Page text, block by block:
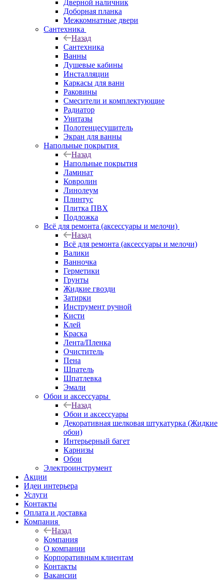
Дверной наличник
Доборная планка
Межкомнатные двери
Сантехника
Назад
Сантехника
Ванны
Душевые кабины
Инсталляции
Каркасы для ванн
Раковины
Смесители и комплектующие
Радиатор
Унитазы
Полотенцесушитель
Экран для ванны
Напольные покрытия
Назад
Напольные покрытия
Ламинат
Ковролин
Линолеум
Плинтус
Плитка ПВХ
Подложка
Всё для ремонта (аксессуары и мелочи)
Назад
Всё для ремонта (аксессуары и мелочи)
Валики
Ванночка
Герметики
Грунты
Жидкие гвозди
Затирки
Инструмент ручной
Кисти
Клей
Краска
Лента/Пленка
Очиститель
Пена
Шпатель
Шпатлевка
Эмали
Обои и аксессуары
Назад
Обои и аксессуары
Декоративная шелковая штукатурка (Жидкие
обои)
Интерьерный багет
Карнизы
Обои
Электроинструмент
Акции
Идеи интерьера
Услуги
Контакты
Оплата и доставка
Компания
Назад
Компания
О компании
Корпоративным клиентам
Контакты
Вакансии